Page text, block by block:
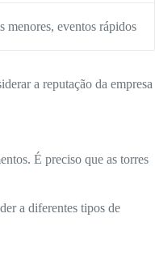
menores, eventos rápidos
a reputação da empresa
É preciso que as torres
a diferentes tipos de